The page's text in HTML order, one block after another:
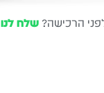
הרכישה?שלח לנו